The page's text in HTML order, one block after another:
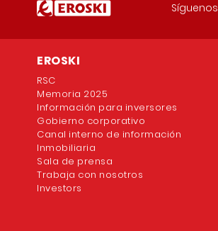
Síguenos
EROSKI
RSC
Memoria 2025
Información para inversores
Gobierno corporativo
Canal interno de información
Inmobiliaria
Sala de prensa
Trabaja con nosotros
Investors